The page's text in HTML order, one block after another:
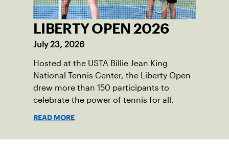
LIBERTY OPEN 2026
July 23, 2026
Hosted at the USTA Billie Jean King
National Tennis Center, the Liberty Open
drew more than 150 participants to
celebrate the power of tennis for all.
READ MORE